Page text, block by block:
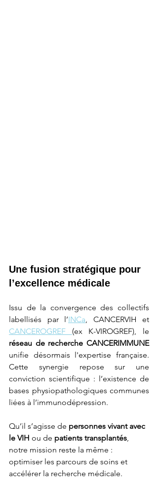
Une fusion stratégique pour
l’excellence médicale
Issu de la convergence des collectifs
labellisés par l’INCa
CANCEROGREF
réseau de recherche CANCERIMMUNE
unifie désormais l'expertise française.
Cette synergie repose sur une
conviction scientifique : l’existence de
bases physiopathologiques communes
liées à l’immunodépression.
Qu’il s’agisse de personnes vivant avec
le VIH ou de patients transplantés,
notre mission reste la même :
optimiser les parcours de soins et
accélérer la recherche médicale.